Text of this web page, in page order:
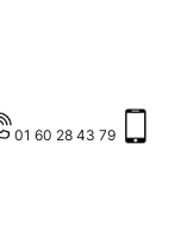
01 60 28 43 79